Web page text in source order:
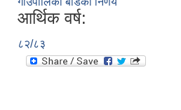
आर्थिक वर्ष:
८२/८३